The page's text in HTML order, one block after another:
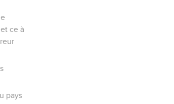
ce à
pays